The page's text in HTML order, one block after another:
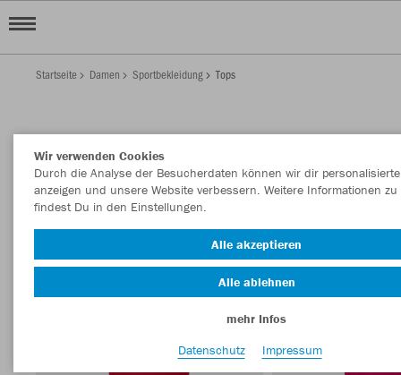
Startseite Damen Sportbekleidung Tops
DAMEN TOPS
Filter anzeigen Sortieren nach
T-Shirts
Wir verwenden Cookies
Durch die Analyse der Besucherdaten können wir dir
anzeigen und unsere Website verbessern. Weitere Informationen zu
findest Du in den Einstellungen.
Alle akzeptieren
Alle ablehnen
mehr Infos
Datenschutz
Impressum